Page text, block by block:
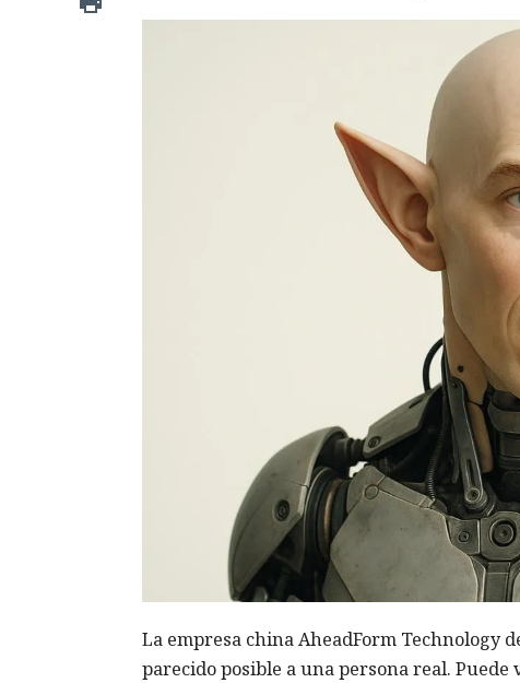
La empresa china AheadForm Technology
parecido posible a una persona real.